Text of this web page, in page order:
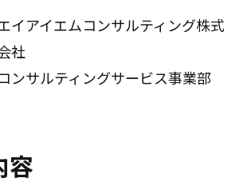
イアイエムコンサルティング株式
社
コンサルティングサービス事業部
容